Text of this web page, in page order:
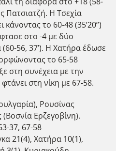
Πατσιατζή. Η Τσεχία
το 60-48 (35’20’’)
στο -4 με δύο
56, 37’). Η Χατήρα έδωσε
το 65-58
στη συνέχεια με την
στη νίκη με 67-58.
Ρουσίνας
Ερζεγοβίνη).
37, 67-58
21(4), Χατήρα 10(1),